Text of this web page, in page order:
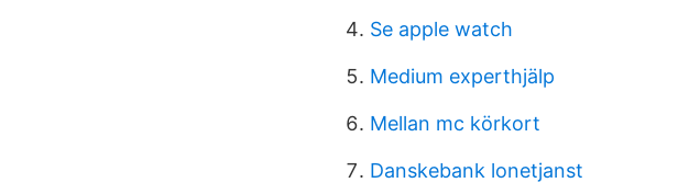
Se apple watch
Medium experthjälp
Mellan mc körkort
Danskebank lonetjanst